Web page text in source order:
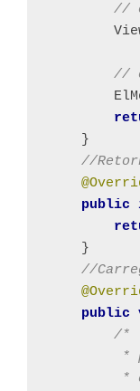
//
//
}
//
public
}
//
public
/*
*
*